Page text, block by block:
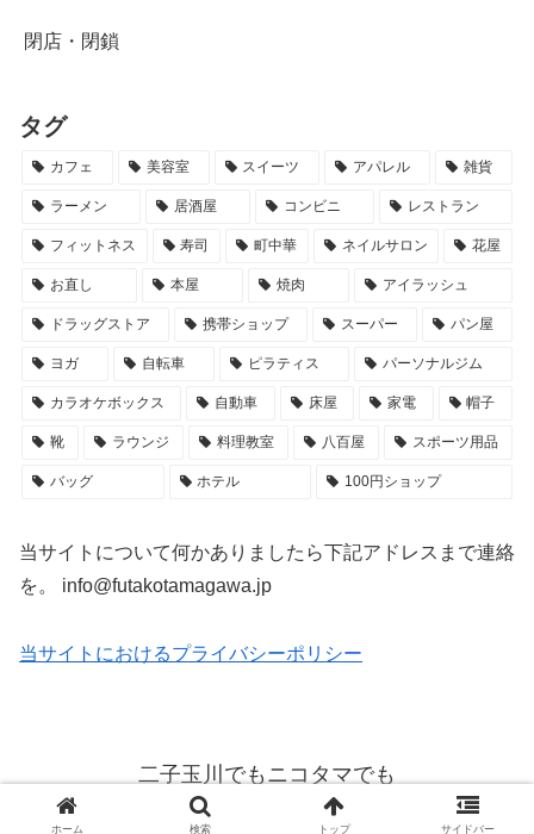
閉店・閉鎖
タグ
カフェ 美容室 スイーツ アパレル 雑貨
ラーメン 居酒屋 コンビニ レストラン
フィットネス 寿司 町中華 ネイルサロン 花屋
お直し 本屋 焼肉 アイラッシュ
ドラッグストア 携帯ショップ スーパー パン屋
ヨガ 自転車 ピラティス パーソナルジム
カラオケボックス 自動車 床屋 家電 帽子
靴 ラウンジ 料理教室 八百屋 スポーツ用品
バッグ ホテル 100円ショップ
当サイトについて何かありましたら下記アドレスまで連絡
を。 info@futakotamagawa.jp
当サイトにおけるプライバシーポリシー
二子玉川でもニコタマでも
© 2010 二子玉川でもニコタマでも.
ホーム 検索 トップ サイドバー